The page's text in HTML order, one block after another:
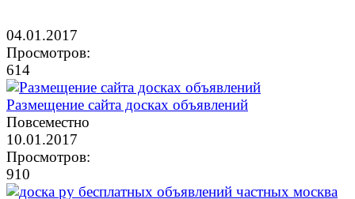
04.01.2017
Просмотров:
614
Размещение сайта досках объявлений
Повсеместно
10.01.2017
Просмотров:
910